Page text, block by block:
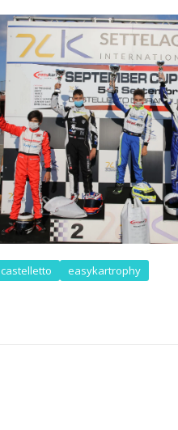
castelletto easykartrophy